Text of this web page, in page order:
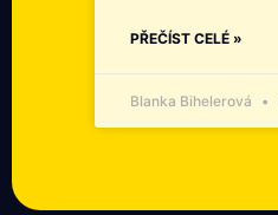
PŘEČÍST CELÉ »
Blanka Bihelerová